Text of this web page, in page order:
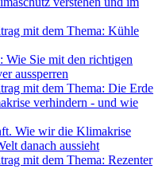
Wie Sie mit den richtigen
aussperren
Wie wir die Klimakrise
danach aussieht